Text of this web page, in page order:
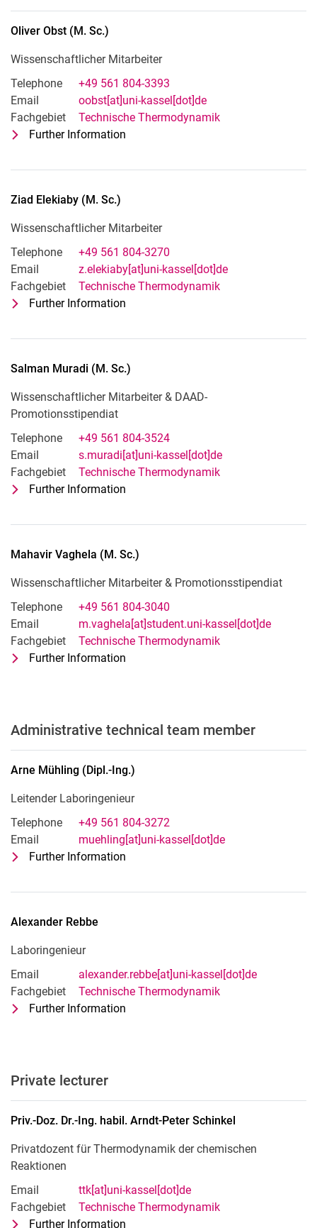
Oliver Obst (M. Sc.)
Wissenschaftlicher Mitarbeiter
Telephone
+49 561 804-3393
Email
oobst[at]uni-kassel[dot]de
Fachgebiet
Technische Thermodynamik
Further Information
Ziad Elekiaby (M. Sc.)
Wissenschaftlicher Mitarbeiter
Telephone
+49 561 804-3270
Email
z.elekiaby[at]uni-kassel[dot]de
Fachgebiet
Technische Thermodynamik
Further Information
Salman Muradi (M. Sc.)
Wissenschaftlicher Mitarbeiter & DAAD-
Promotionsstipendiat
Telephone
+49 561 804-3524
Email
s.muradi[at]uni-kassel[dot]de
Fachgebiet
Technische Thermodynamik
Further Information
Mahavir Vaghela (M. Sc.)
Wissenschaftlicher Mitarbeiter & Promotionsstipendiat
Telephone
+49 561 804-3040
Email
m.vaghela[at]student.uni-kassel[dot]de
Fachgebiet
Technische Thermodynamik
Further Information
Administrative technical team member
Arne Mühling (Dipl.-Ing.)
Leitender Laboringenieur
Telephone
+49 561 804-3272
Email
muehling[at]uni-kassel[dot]de
Further Information
Alexander Rebbe
Laboringenieur
Email
alexander.rebbe[at]uni-kassel[dot]de
Fachgebiet
Technische Thermodynamik
Further Information
Private lecturer
Priv.-Doz. Dr.-Ing. habil. Arndt-Peter Schinkel
Privatdozent für Thermodynamik der chemischen
Reaktionen
Email
ttk[at]uni-kassel[dot]de
Fachgebiet
Technische Thermodynamik
Further Information